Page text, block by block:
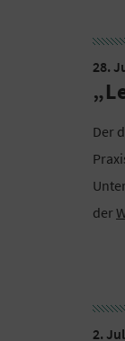
28.
Der
der
2.